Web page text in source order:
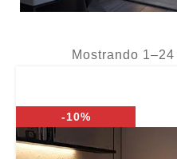
Empotrable 3D
Mostrando
-10%